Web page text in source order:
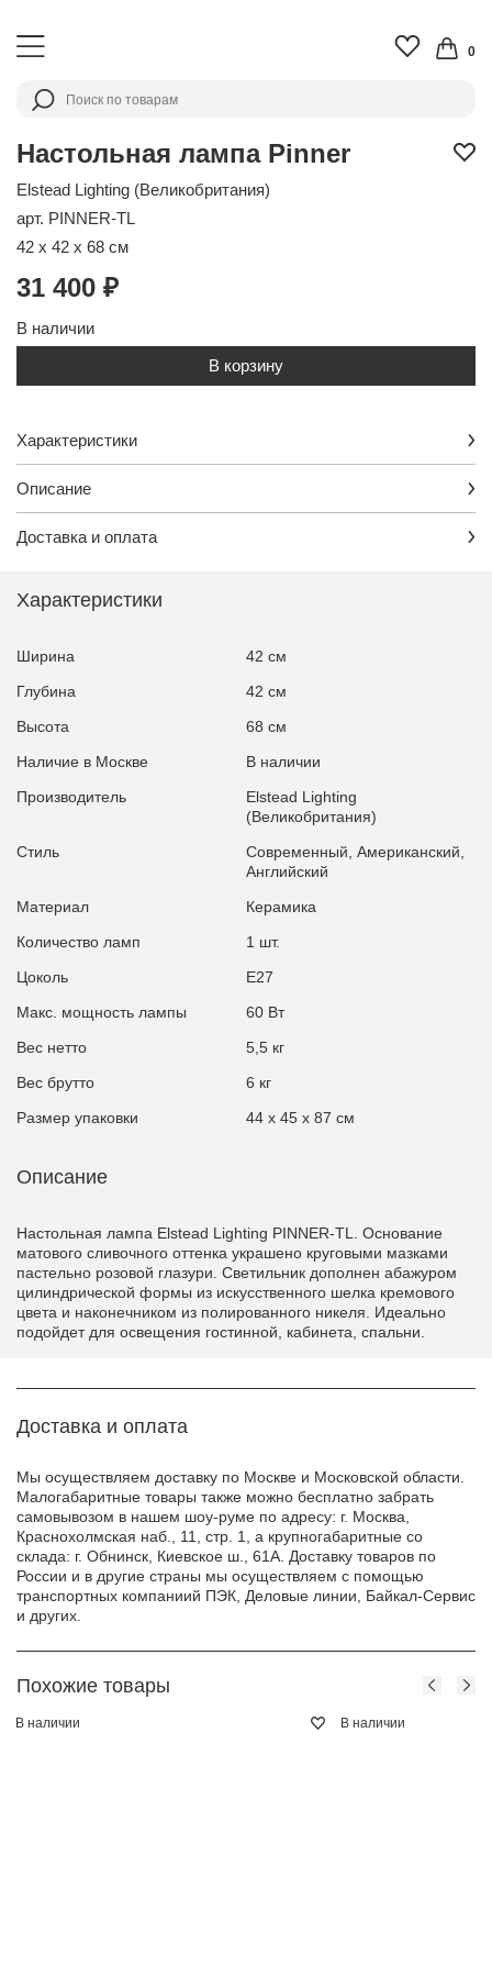
0
Настольная лампа Pinner
Elstead Lighting (Великобритания)
арт. PINNER-TL
42 x 42 x 68 см
31 400 ₽
В наличии
В корзину
Характеристики
Описание
Доставка и оплата
Характеристики
Ширина
42 см
Глубина
42 см
Высота
68 см
Наличие в Москве
В наличии
Производитель
Elstead Lighting
(Великобритания)
Стиль
Современный, Американский,
Английский
Материал
Керамика
Количество ламп
1 шт.
Цоколь
E27
Макс. мощность лампы
60 Вт
Вес нетто
5,5 кг
Вес брутто
6 кг
Размер упаковки
44 x 45 x 87 см
Описание
Настольная лампа Elstead Lighting PINNER-TL. Основание
матового сливочного оттенка украшено круговыми мазками
пастельно розовой глазури. Светильник дополнен абажуром
цилиндрической формы из искусственного шелка кремового
цвета и наконечником из полированного никеля. Идеально
подойдет для освещения гостинной, кабинета, спальни.
Доставка и оплата
Мы осуществляем доставку по Москве и Московской области.
Малогабаритные товары также можно бесплатно забрать
самовывозом в нашем шоу-руме по адресу: г. Москва,
Краснохолмская наб., 11, стр. 1, а крупногабаритные со
склада: г. Обнинск, Киевское ш., 61А. Доставку товаров по
России и в другие страны мы осуществляем с помощью
транспортных компаниий ПЭК, Деловые линии, Байкал-Сервис
и других.
Похожие товары
В наличии В наличии